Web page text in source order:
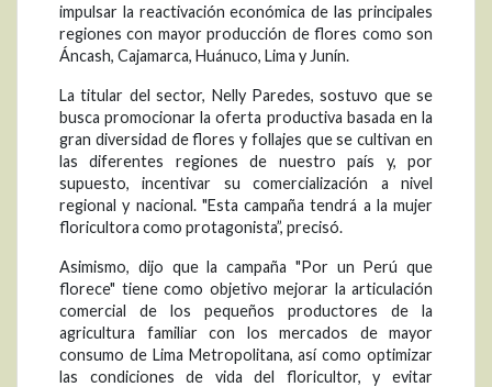
impulsar la reactivación económica de las principales
regiones con mayor producción de flores como son
Áncash, Cajamarca, Huánuco, Lima y Junín.
La titular del sector, Nelly Paredes, sostuvo que se
busca promocionar la oferta productiva basada en la
gran diversidad de flores y follajes que se cultivan en
las diferentes regiones de nuestro país y, por
supuesto, incentivar su comercialización a nivel
regional y nacional. "Esta campaña tendrá a la mujer
floricultora como protagonista”, precisó.
Asimismo, dijo que la campaña "Por un Perú que
florece" tiene como objetivo mejorar la articulación
comercial de los pequeños productores de la
agricultura familiar con los mercados de mayor
consumo de Lima Metropolitana, así como optimizar
las condiciones de vida del floricultor, y evitar